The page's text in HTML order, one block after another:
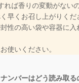
れば香りの変動がない
早くお召し上がりくだ
性の高い袋や容器に入
使いください。
ンバーはどう読み取